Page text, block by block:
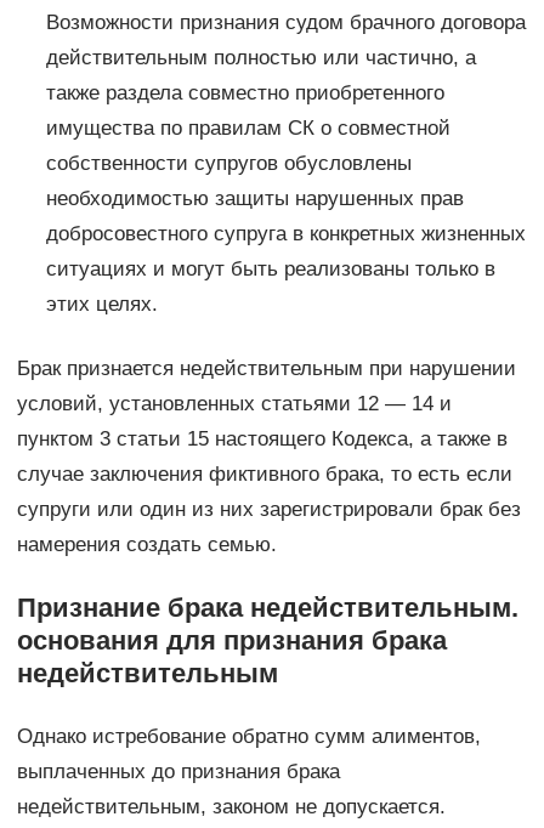
Возможности признания судом брачного договора
действительным полностью или частично, а
также раздела совместно приобретенного
имущества по правилам СК о совместной
собственности супругов обусловлены
необходимостью защиты нарушенных прав
добросовестного супруга в конкретных жизненных
ситуациях и могут быть реализованы только в
этих целях.
Брак признается недействительным при нарушении
условий, установленных статьями 12 — 14 и
пунктом 3 статьи 15 настоящего Кодекса, а также в
случае заключения фиктивного брака, то есть если
супруги или один из них зарегистрировали брак без
намерения создать семью.
Признание брака недействительным.
основания для признания брака
недействительным
Однако истребование обратно сумм алиментов,
выплаченных до признания брака
недействительным, законом не допускается.